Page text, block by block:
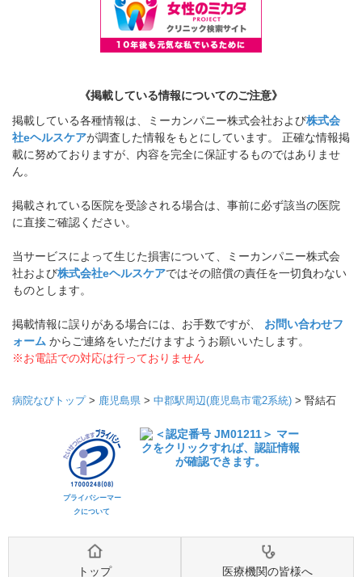
《掲載している情報についてのご注意》
掲載している各種情報は、ミーカンパニー株式会社および株式会
社eヘルスケアが調査した情報をもとにしています。 正確な情報掲
載に努めておりますが、内容を完全に保証するものではありませ
ん。
掲載されている医院を受診される場合は、事前に必ず該当の医院
に直接ご確認ください。
当サービスによって生じた損害について、ミーカンパニー株式会
社および株式会社eヘルスケアではその賠償の責任を一切負わない
ものとします。
掲載情報に誤りがある場合には、お手数ですが、 お問い合わせフ
ォーム からご連絡をいただけますようお願いいたします。
※お電話での対応は行っておりません
病院なびトップ> 鹿児島県 > 中郡駅周辺(鹿児島市電2系統) > 腎結石
プライバシーマー
クについて
トップ 医療機関の皆様へ